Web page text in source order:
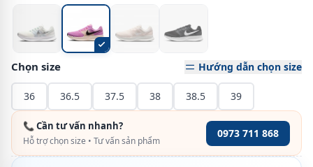
Chọn size Hướng dẫn chọn size
36 36.5 37.5 38 38.5 39
📞 Cần tư vấn nhanh?
Hỗ trợ chọn size • Tư vấn sản phẩm
0973 711 868